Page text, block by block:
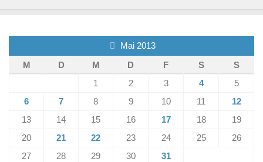
Mai 2013
M
D M D F S
S
1
2 3 4
5
6
7 8 9 10 11
12
13
14 15 16 17 18
19
20
21 22 23 24 25
26
27
28 29 30
31